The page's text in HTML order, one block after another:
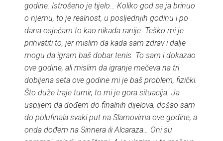
godine. Istrošeno je tijelo… Koliko god se ja brinuo
o njemu, to je realnost, u posljednjih godinu i po
dana osjećam to kao nikada ranije. Teško mi je
prihvatiti to, jer mislim da kada sam zdrav i dalje
mogu da igram baš dobar tenis. To sam i dokazao
ove godine, ali mislim da igranje mečeva na tri
dobijena seta ove godine mi je baš problem, fizički.
Što duže traje turnir, to mi je gora situacija. Ja
uspijem da dođem do finalnih dijelova, došao sam
do polufinala svaki put na Slamovima ove godine, a
onda dođem na Sinnera ili Alcaraza… Oni su